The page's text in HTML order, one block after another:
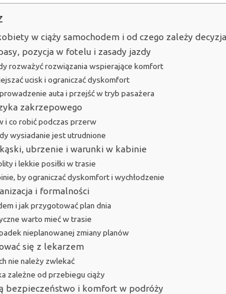
w ciąży samochodem i od czego zależy
pozycja w fotelu i zasady jazdy
rozważyć rozwiązania wspierające komfort
ucisk i ograniczać dyskomfort
auta i przejść w tryb pasażera
zakrzepowego
i co robić podczas przerw
wysiadanie jest utrudnione
ubrzenie i warunki w kabinie
i lekkie posiłki w trasie
by ograniczać dyskomfort i wychłodzenie
i formalności
i jak przygotować plan dnia
warto mieć w trasie
nieplanowanej zmiany planów
się z lekarzem
nie należy zwlekać
zależne od przebiegu ciąży
bezpieczeństwo i komfort w podróży